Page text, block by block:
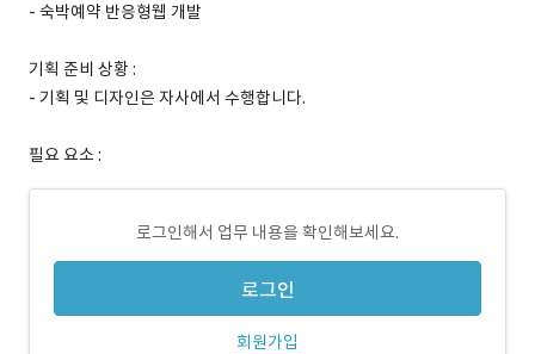
- 숙박예약 반응형웹 개발
기획 준비 상황 :
- 기획 및 디자인은 자사에서 수행합니다.
필요 요소 :
로그인해서 업무 내용을 확인해보세요.
로그인
회원가입